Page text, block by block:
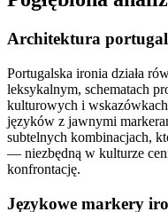
Architektura
Portugalska ironia działa
leksykalnym, schematach
kulturowych i
języków z jawnymi
subtelnych kombinacjach,
— niezbędną w kulturze
konfrontację.
Językowe markery